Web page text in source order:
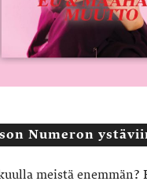
Numeron
meistä enemmän?